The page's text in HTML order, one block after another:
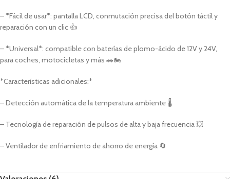
– *Fácil de usar*: pantalla LCD, conmutación precisa del botón táctil y
reparación con un clic 👍
– *Universal*: compatible con baterías de plomo-ácido de 12V y 24V,
para coches, motocicletas y más 🚗🏍️
*Características adicionales:*
– Detección automática de la temperatura ambiente 🌡️
– Tecnología de reparación de pulsos de alta y baja frecuencia 💥
– Ventilador de enfriamiento de ahorro de energía 🔄